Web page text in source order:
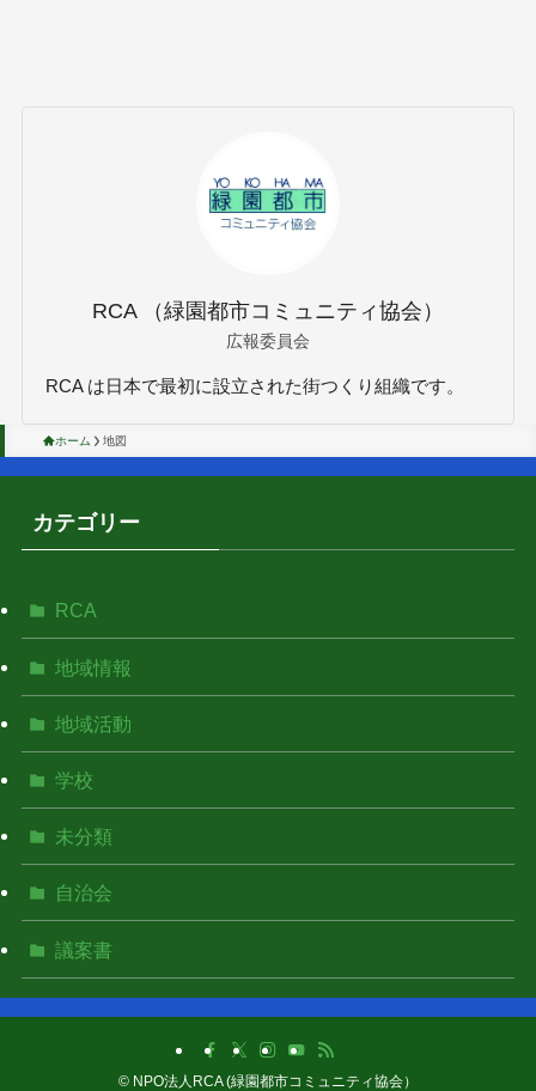
RCA （緑園都市コミュニティ協会）
広報委員会
RCA は日本で最初に設立された街つくり組織です。
ホーム 地図
カテゴリー
RCA
地域情報
地域活動
学校
未分類
自治会
議案書
© NPO法人RCA (緑園都市コミュニティ協会）